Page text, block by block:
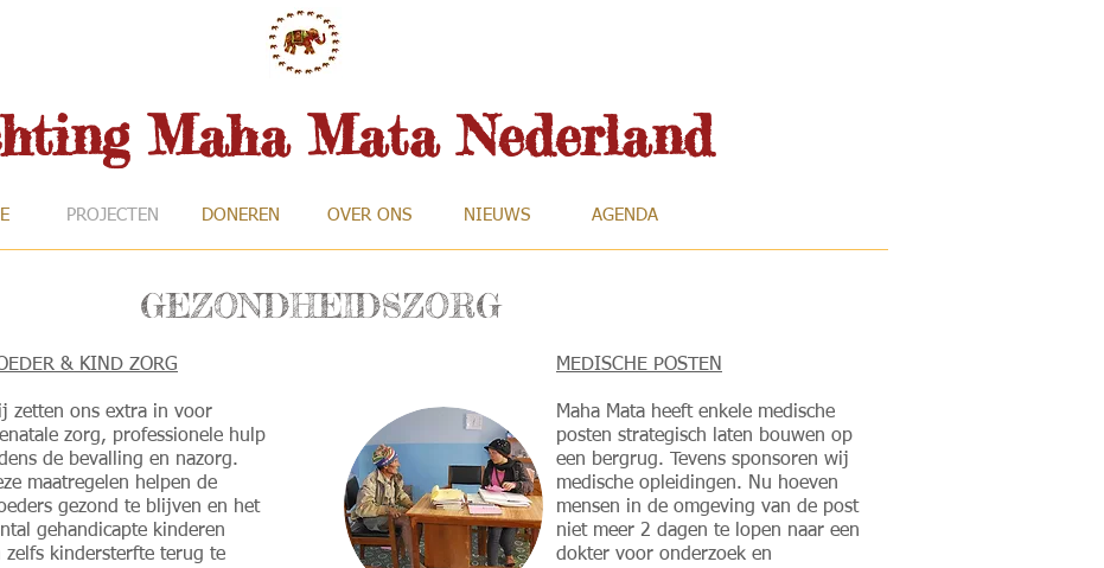
Maha Mata Nederland
PROJECTEN DONEREN OVER ONS NIEUWS AGENDA
GEZONDHEIDSZORG
& KIND ZORG
zetten ons extra in voor
zorg, professionele hulp
de bevalling en nazorg.
maatregelen helpen de
gezond te blijven en het
gehandicapte kinderen
zelfs kindersterfte terug te
MEDISCHE POSTEN
Maha Mata heeft enkele medische
posten strategisch laten bouwen op
een bergrug. Tevens sponsoren wij
medische opleidingen. Nu hoeven
mensen in de omgeving van de post
niet meer 2 dagen te lopen naar een
dokter voor onderzoek en